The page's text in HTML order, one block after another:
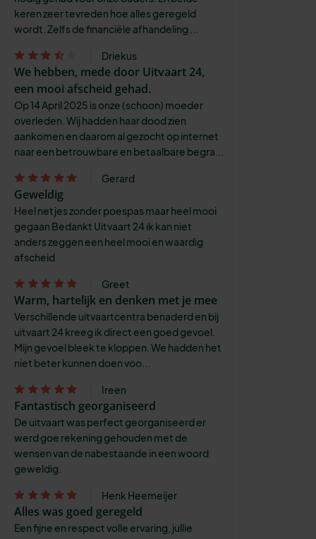
keren zeer tevreden hoe alles geregeld
wordt. Zelfs de financiële afhandeling ...
Driekus
We hebben, mede door Uitvaart 24,
een mooi afscheid gehad.
Op 14 April 2025 is onze (schoon) moeder
overleden. Wij hadden haar dood zien
aankomen en daarom al gezocht op internet
naar een betrouwbare en betaalbare begra...
Gerard
Geweldig
Heel netjes zonder poespas maar heel mooi
gegaan Bedankt Uitvaart 24 ik kan niet
anders zeggen een heel mooi en waardig
afscheid
Greet
Warm, hartelijk en denken met je mee
Verschillende uitvaartcentra benaderd en bij
uitvaart 24 kreeg ik direct een goed gevoel.
Mijn gevoel bleek te kloppen. We hadden het
niet beter kunnen doen voo...
Ireen
Fantastisch georganiseerd
De uitvaart was perfect georganiseerd er
werd goe rekening gehouden met de
wensen van de nabestaande in een woord
geweldig.
Henk Heemeijer
Alles was goed geregeld
Een fijne en respect volle ervaring, jullie